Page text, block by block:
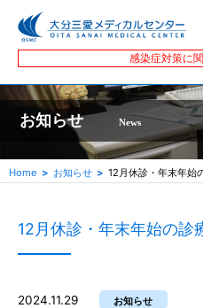
感染症対策に
お知らせ News
Home お知らせ 12月休診・年末年始
12月休診・年末年始の診
2024.11.29 お知らせ